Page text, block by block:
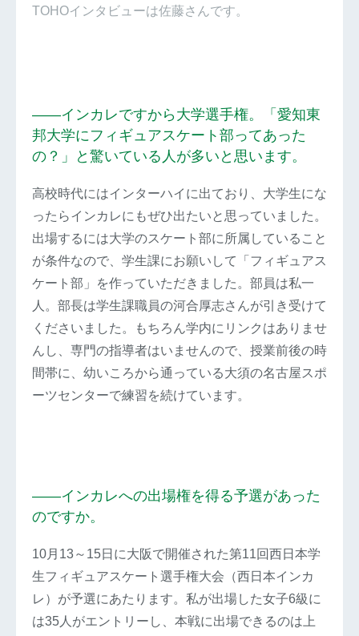
TOHOインタビューは佐藤さんです。
――インカレですから大学選手権。「愛知東
邦大学にフィギュアスケート部ってあった
の？」と驚いている人が多いと思います。
高校時代にはインターハイに出ており、大学生にな
ったらインカレにもぜひ出たいと思っていました。
出場するには大学のスケート部に所属していること
が条件なので、学生課にお願いして「フィギュアス
ケート部」を作っていただきました。部員は私一
人。部長は学生課職員の河合厚志さんが引き受けて
くださいました。もちろん学内にリンクはありませ
んし、専門の指導者はいませんので、授業前後の時
間帯に、幼いころから通っている大須の名古屋スポ
ーツセンターで練習を続けています。
――インカレへの出場権を得る予選があった
のですか。
10月13～15日に大阪で開催された第11回西日本学
生フィギュアスケート選手権大会（西日本インカ
レ）が予選にあたります。私が出場した女子6級に
は35人がエントリーし、本戦に出場できるのは上